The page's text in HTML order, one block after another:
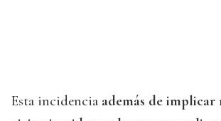
Esta incidencia además de implicar